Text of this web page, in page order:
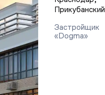
Прикубанский
Застройщик
«Dogma»